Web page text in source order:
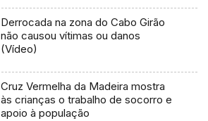
Derrocada na zona do Cabo Girão
não causou vítimas ou danos
(Vídeo)
Cruz Vermelha da Madeira mostra
às crianças o trabalho de socorro e
apoio à população